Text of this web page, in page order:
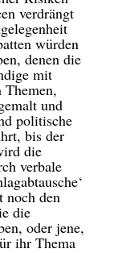
verdrängt
würden
denen die
mit
und
politische
bis der
die
verbale
noch den
die
oder jene,
ihr Thema